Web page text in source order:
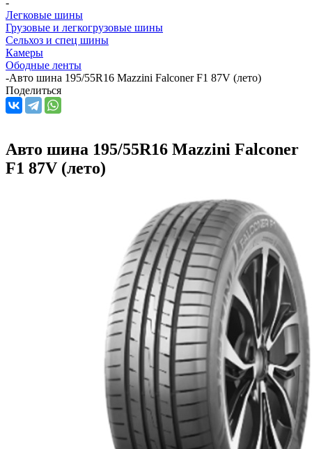
Легковые шины
Грузовые и легкогрузовые шины
Сельхоз и спец шины
Камеры
Ободные ленты
-Авто шина 195/55R16 Mazzini Falconer F1 87V (лето)
Поделиться
Авто шина 195/55R16 Mazzini Falconer
F1 87V (лето)